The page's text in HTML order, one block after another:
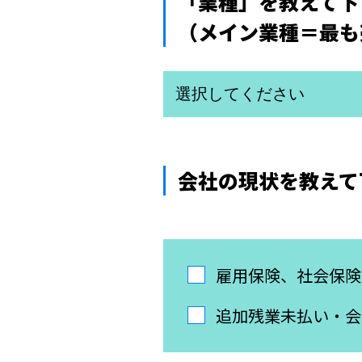
（メイン業種＝最
会社の現状を教え
雇用保険、社会保
追加残業未払い・